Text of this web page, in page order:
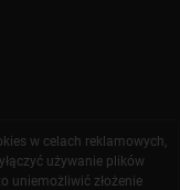
w celach reklamowych,
używanie plików
uniemożliwić złożenie